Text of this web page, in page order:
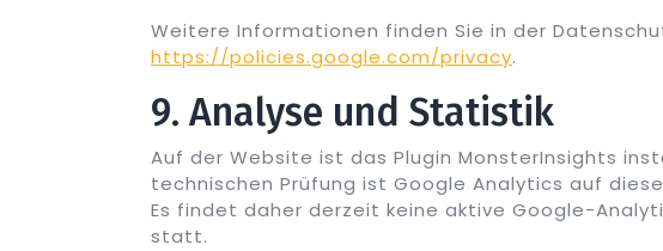
Weitere Informationen finden Sie in der
https://policies.google.com/privacy.
9. Analyse und Statistik
Auf der Website ist das Plugin MonsterInsights
technischen Prüfung ist Google Analytics auf
Es findet daher derzeit keine aktive Google-
statt.